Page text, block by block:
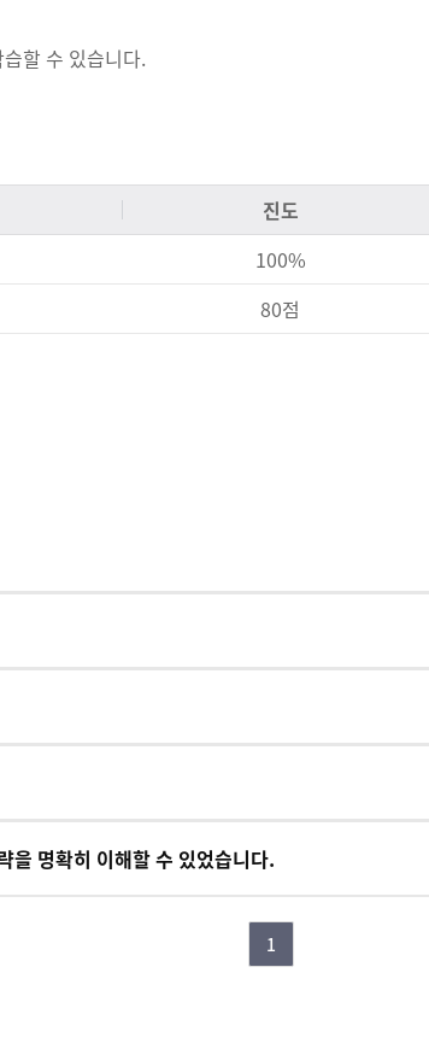
할 수 있습니다.
진도
100%
80점
을 명확히 이해할 수 있었습니다.
1